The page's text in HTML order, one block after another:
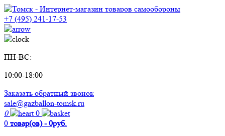
+7 (495) 241-17-53
ПН-ВС:
10:00-18:00
Заказать обратный звонок
sale@gazballon-tomsk.ru
0
0
0 товар(ов) - 0руб.